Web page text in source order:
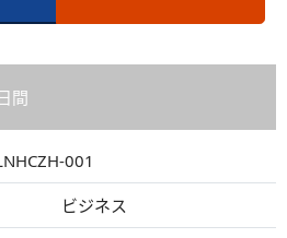
間
001
ビジネス